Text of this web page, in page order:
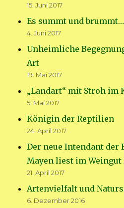
15. Juni 2017
Es summt und brummt…
4. Juni 2017
Unheimliche
Art
19. Mai 2017
„Landart“ mit Stroh im
5. Mai 2017
Königin der Reptilien
24. April 2017
Der neue Intendant der
Mayen liest im
21. April 2017
Artenvielfalt und
6. Dezember 2016